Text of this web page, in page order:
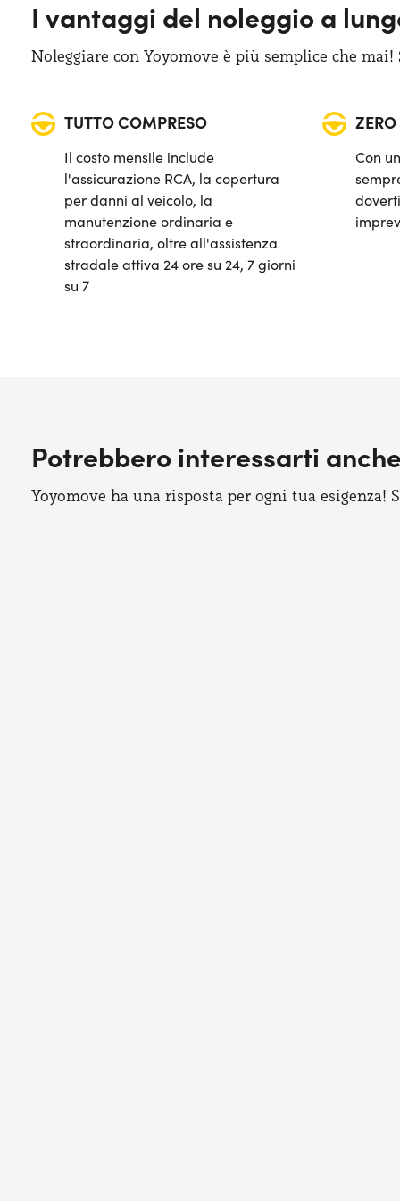
Sistema di avviso e mantenimento della corsia
Sistema di frenata d'emergenza attiva
I vantaggi del noleggio a
Noleggiare con Yoyomove è più semplice che
TUTTO COMPRESO
Il costo mensile include
l'assicurazione RCA, la copertura
per danni al veicolo, la
manutenzione ordinaria e
straordinaria, oltre all'assistenza
stradale attiva 24 ore su 24, 7 giorni
su 7
ZERO
Con
Potrebbero interessarti anche
Yoyomove ha una risposta per ogni tua